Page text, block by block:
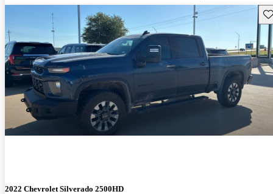
2022 Chevrolet Silverado 2500HD